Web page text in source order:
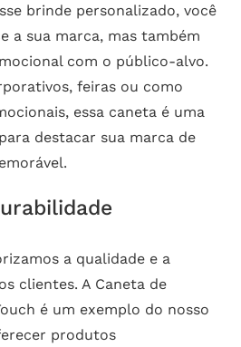
brinde personalizado, você
a sua marca, mas também
com o público-alvo.
feiras ou como
essa caneta é uma
destacar sua marca de
a qualidade e a
clientes. A Caneta de
é um exemplo do nosso
produtos